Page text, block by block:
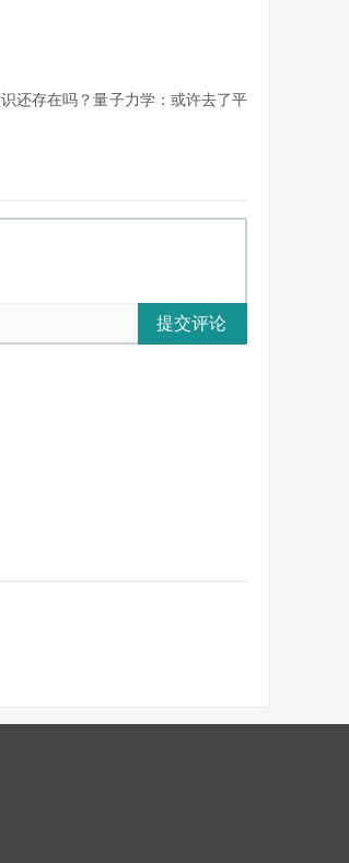
洲航天局的雅典娜任务（预计在
还存在吗？量子力学：或许去了平
提交评论